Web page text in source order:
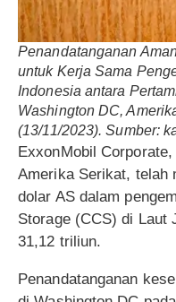
Penandatanganan
untuk Kerja Sama
Indonesia antara
Washington DC,
(13/11/2023). Sumber:
ExxonMobil
Amerika Serikat, telah
dolar AS dalam
Storage (CCS) di Laut
31,12 triliun.
Penandatanganan